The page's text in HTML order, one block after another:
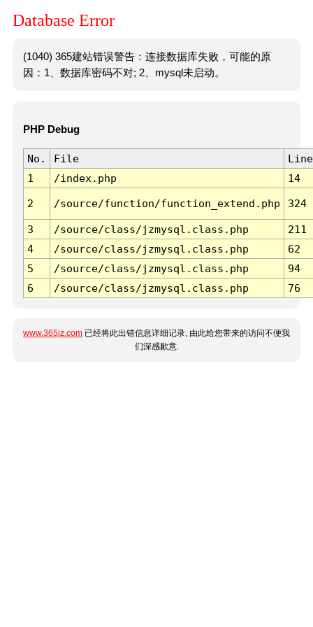
Database Error
(1040) 365建站错误警告：连接数据库失败，可能的原
因：1、数据库密码不对; 2、mysql未启动。
PHP Debug
No. File
Line
1
/index.php 14
2 /source/function/function_extend.php 324
3 /source/class/jzmysql.class.php
211
4
/source/class/jzmysql.class.php
62
5
/source/class/jzmysql.class.php
94
6
/source/class/jzmysql.class.php 76
www.365jz.com 已经将此出错信息详细记录, 由此给您带来的访问不便我
们深感歉意.